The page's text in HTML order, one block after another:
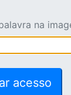
na